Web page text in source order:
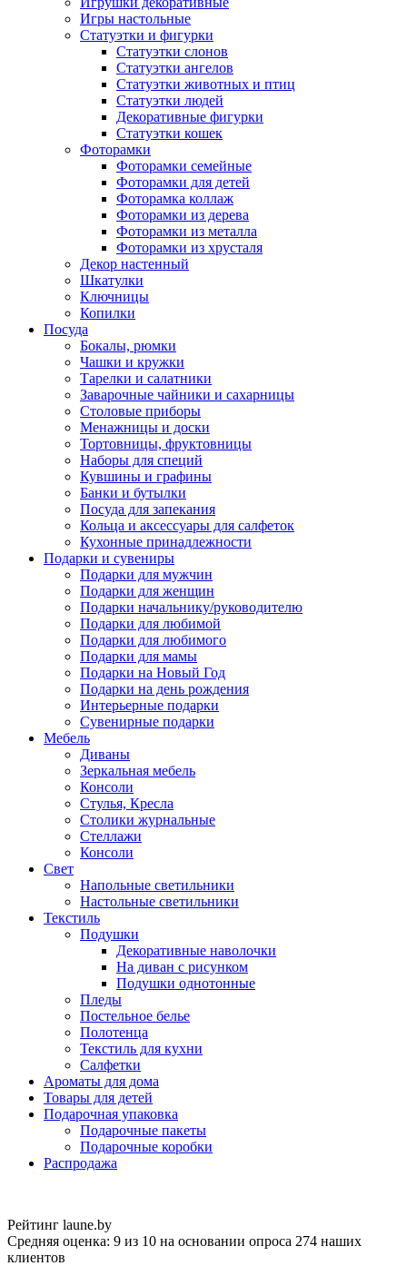
Игры настольные
Статуэтки и фигурки
Статуэтки слонов
Статуэтки ангелов
Статуэтки животных и птиц
Статуэтки людей
Декоративные фигурки
Статуэтки кошек
Фоторамки
Фоторамки семейные
Фоторамки для детей
Фоторамка коллаж
Фоторамки из дерева
Фоторамки из металла
Фоторамки из хрусталя
Декор настенный
Шкатулки
Ключницы
Копилки
Посуда
Бокалы, рюмки
Чашки и кружки
Тарелки и салатники
Заварочные чайники и сахарницы
Столовые приборы
Менажницы и доски
Тортовницы, фруктовницы
Наборы для специй
Кувшины и графины
Банки и бутылки
Посуда для запекания
Кольца и аксессуары для салфеток
Кухонные принадлежности
Подарки и сувениры
Подарки для мужчин
Подарки для женщин
Подарки начальнику/руководителю
Подарки для любимой
Подарки для любимого
Подарки для мамы
Подарки на Новый Год
Подарки на день рождения
Интерьерные подарки
Сувенирные подарки
Мебель
Диваны
Зеркальная мебель
Консоли
Стулья, Кресла
Столики журнальные
Стеллажи
Консоли
Свет
Напольные светильники
Настольные светильники
Текстиль
Подушки
Декоративные наволочки
На диван с рисунком
Подушки однотонные
Пледы
Постельное белье
Полотенца
Текстиль для кухни
Салфетки
Ароматы для дома
Товары для детей
Подарочная упаковка
Подарочные пакеты
Подарочные коробки
Распродажа
Рейтинг laune.by
Средняя оценка: 9 из 10 на основании опроса 274 наших
клиентов